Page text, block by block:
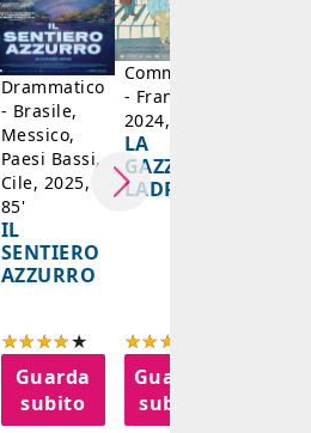
Drammatico
- Brasile,
Messico,
Paesi Bassi,
Cile, 2025,
85'
IL
SENTIERO
AZZURRO
Guarda
subito
Commedia
- Francia,
2024, 101'
LA
GAZZA
LADRA
Guarda
subito